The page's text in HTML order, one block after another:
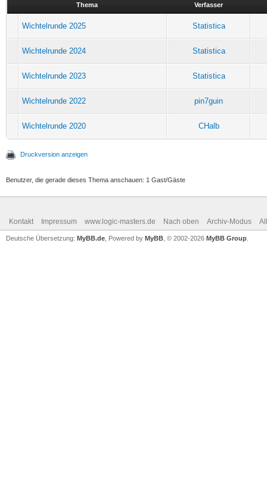
Thema Verfasser
Wichtelrunde 2025 Statistica
Wichtelrunde 2024 Statistica
Wichtelrunde 2023 Statistica
Wichtelrunde 2022 pin7guin
Wichtelrunde 2020 CHalb
Druckversion anzeigen
Benutzer, die gerade dieses Thema anschauen: 1 Gast/Gäste
Kontakt Impressum www.logic-masters.de Nach oben Archiv-Modus
Deutsche Übersetzung: MyBB.de , Powered by MyBB , © 2002-2026 MyBB Group